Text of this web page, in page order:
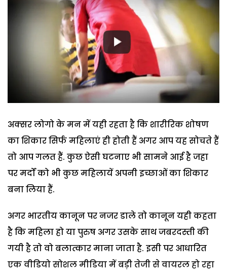
अक्सर लोगो के मन में यही रहता है कि शारीरिक शोषण
का शिकार सिर्फ महिलाएं ही होती हैं अगर आप यह सोचते हैं
तो आप गलत हैं. कुछ ऐसी घटनाए भी सामने आई है जहा
पर मर्दों को भी कुछ महिलायें अपनी इच्छाओं का शिकार
बना लिया हैं.
अगर भारतीय कानून पर नजर डाले तो कानून यही कहता
है कि महिला हो या पुरुष अगर उसके साथ जबरदस्ती की
गयी है तो वो बलात्कार माना जाता है. इसी पर आधारित
एक वीडियो सोशल मीडिया में बड़ी तेजी से वायरल हो रहा